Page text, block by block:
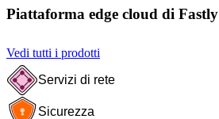
Piattaforma edge cloud di Fastly
Vedi tutti i prodotti
Servizi di rete
Sicurezza